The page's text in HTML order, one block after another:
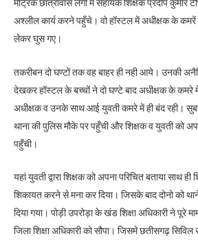
मेट्रिक छात्रावास लैंगी में सहायक शिक्षक प्रदीप कुमार
अश्लील कार्य करने पहुँचे। वो हॉस्टल में अधीक्षक के
लेकर घुस गए।
तकरीबन दो घण्टों तक वह बाहर ही नही आये। उनकी
देखकर हॉस्टल के बच्चों ने दो घण्टे बाद अधीक्षक के कमरे में
अधीक्षक व उनके साथ आई युवती कमरे में ही बंद रही।
थाना की पुलिस मौके पर पहुँची और शिक्षक व युवती को
पहुँची।
यहां युवती द्वारा शिक्षक को अपना परिचित बताया साथ
शिकायत करने से मना कर दिया। जिसके बाद दोनो को थाने
दिया गया। पोड़ी उपरोड़ा के खंड शिक्षा अधिकारी ने पूरे
जिला शिक्षा अधिकारी को सौपा। जिसमे छतीसगढ़